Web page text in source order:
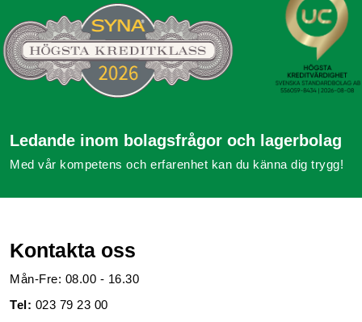
Ledande inom bolagsfrågor och lagerbolag
Med vår kompetens och erfarenhet kan du känna dig trygg!
Kontakta oss
Mån-Fre: 08.00 - 16.30
Tel: 023 79 23 00